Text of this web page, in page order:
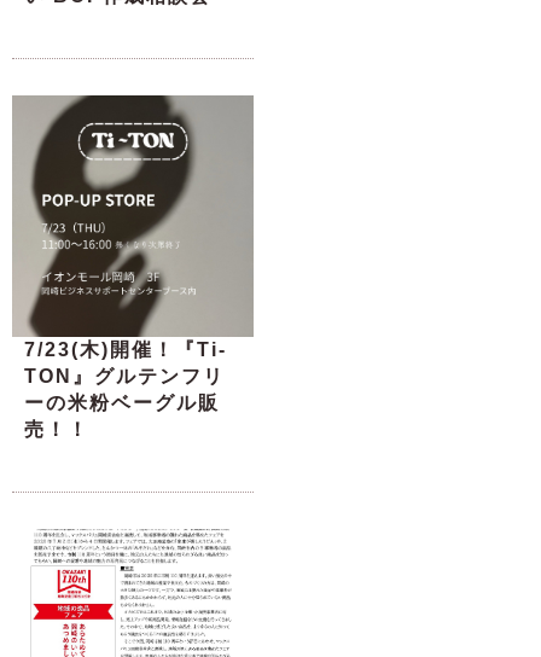
7/23(木)開催！『Ti-
TON』グルテンフリ
ーの米粉ベーグル販
売！！